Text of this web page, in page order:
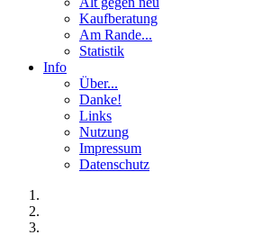
Kaufberatung
Am Rande...
Statistik
Info
Über...
Danke!
Links
Nutzung
Impressum
Datenschutz